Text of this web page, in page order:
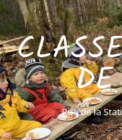
Rue de la